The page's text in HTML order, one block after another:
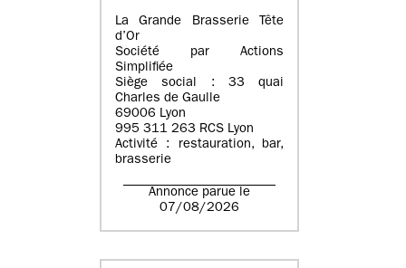
La Grande Brasserie Tête
d’Or
Société par Actions
Simplifiée
Siège social : 33 quai
Charles de Gaulle
69006 Lyon
995 311 263 RCS Lyon
Activité : restauration, bar,
brasserie
Annonce parue le
07/08/2026